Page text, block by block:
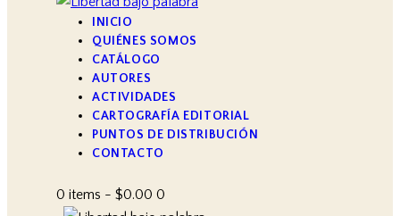
INICIO
QUIÉNES SOMOS
CATÁLOGO
AUTORES
ACTIVIDADES
CARTOGRAFÍA EDITORIAL
PUNTOS DE DISTRIBUCIÓN
CONTACTO
0 items - $0.00 0